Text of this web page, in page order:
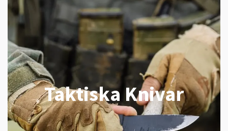
Taktiska Knivar